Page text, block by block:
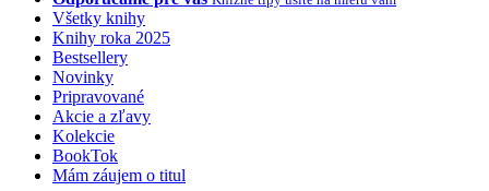
Všetky knihy
Knihy roka 2025
Bestsellery
Novinky
Pripravované
Akcie a zľavy
Kolekcie
BookTok
Mám záujem o titul